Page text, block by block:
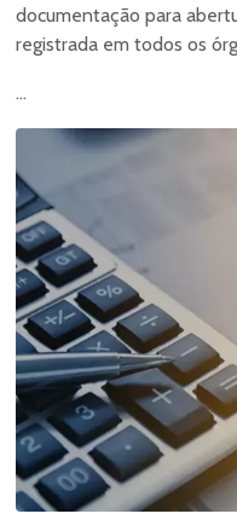
documentação para
registrada em todos os
...